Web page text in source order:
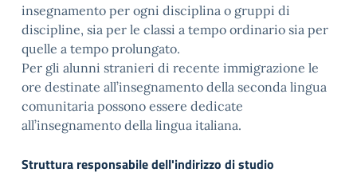
insegnamento per ogni disciplina o gruppi di
discipline, sia per le classi a tempo ordinario sia per
quelle a tempo prolungato.
Per gli alunni stranieri di recente immigrazione le
ore destinate all’insegnamento della seconda lingua
comunitaria possono essere dedicate
all’insegnamento della lingua italiana.
Struttura responsabile dell'indirizzo di studio